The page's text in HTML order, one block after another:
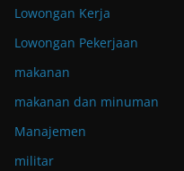
Lowongan Kerja
Lowongan Pekerjaan
makanan
makanan dan minuman
Manajemen
militar